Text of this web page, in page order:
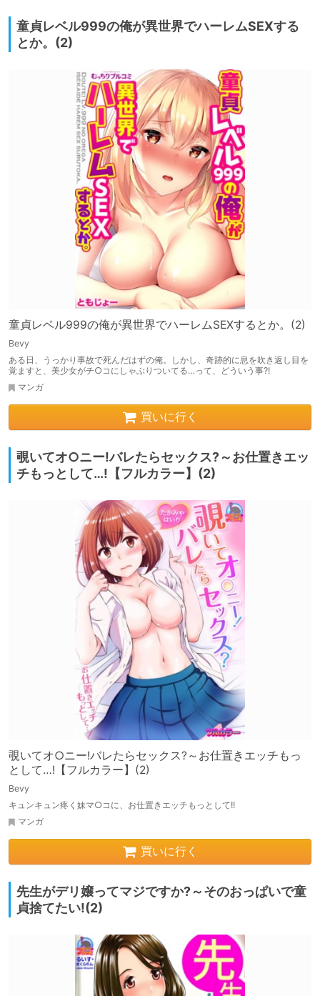
童貞レベル999の俺が異世界でハーレムSEXする
とか。(2)
童貞レベル999の俺が異世界でハーレムSEXするとか。(2)
Bevy
ある日、うっかり事故で死んだはずの俺。しかし、奇跡的に息を吹き返し目を
覚ますと、美少女がチ○コにしゃぶりついてる…って、どういう事?!
マンガ
買いに行く
覗いてオ○ニー!バレたらセックス?～お仕置きエッ
チもっとして…!【フルカラー】(2)
覗いてオ○ニー!バレたらセックス?～お仕置きエッチもっ
として…!【フルカラー】(2)
Bevy
キュンキュン疼く妹マ○コに、お仕置きエッチもっとして!!
マンガ
買いに行く
先生がデリ嬢ってマジですか?～そのおっぱいで童
貞捨てたい!(2)